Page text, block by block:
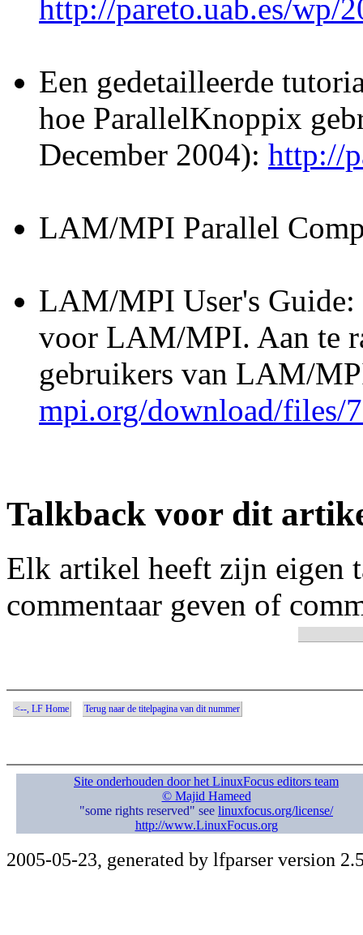
http://pareto.uab.es/wp/
Een gedetailleerde
hoe ParallelKnoppix
December 2004): http://
LAM/MPI Parallel
LAM/MPI User's Guide:
voor LAM/MPI. Aan te
gebruikers van LAM/
mpi.org/download/files/
Talkback voor dit
Elk artikel heeft zijn eigen
commentaar geven of
<--, LF Home Terug naar de titelpagina van dit nummer
Site onderhouden door het LinuxFocus editors team
© Majid Hameed
"some rights reserved" see linuxfocus.org/license/
http://www.LinuxFocus.org
2005-05-23, generated by lfparser version